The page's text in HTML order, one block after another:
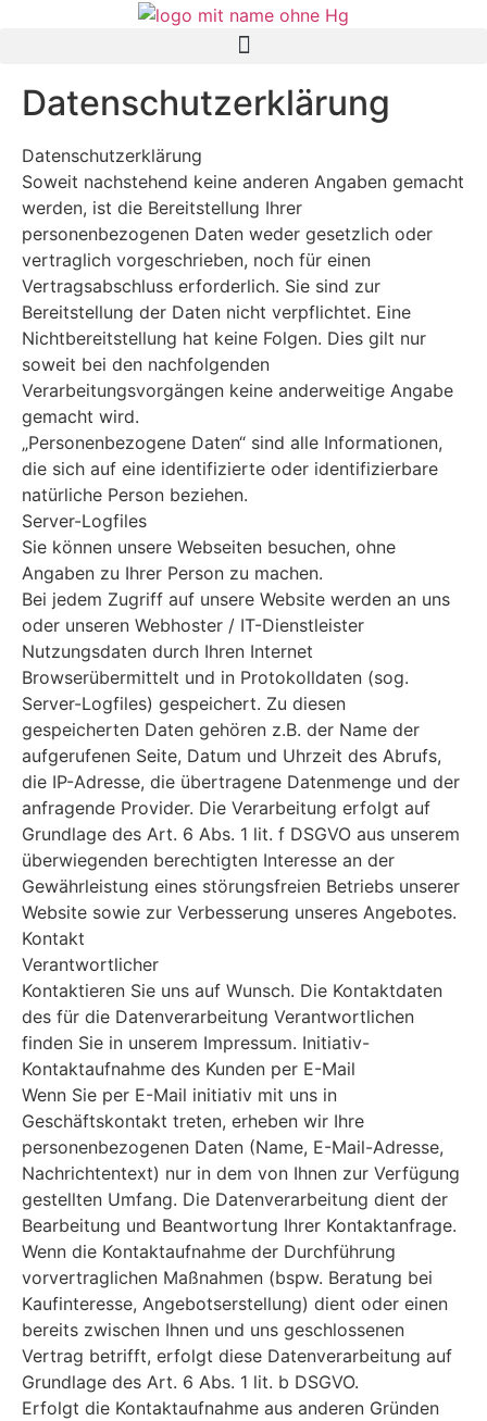
Datenschutzerklärung
Datenschutzerklärung
Soweit nachstehend keine anderen Angaben gemacht
werden, ist die Bereitstellung Ihrer
personenbezogenen Daten weder gesetzlich oder
vertraglich vorgeschrieben, noch für einen
Vertragsabschluss erforderlich. Sie sind zur
Bereitstellung der Daten nicht verpflichtet. Eine
Nichtbereitstellung hat keine Folgen. Dies gilt nur
soweit bei den nachfolgenden
Verarbeitungsvorgängen keine anderweitige Angabe
gemacht wird.
„Personenbezogene Daten“ sind alle Informationen,
die sich auf eine identifizierte oder identifizierbare
natürliche Person beziehen.
Server-Logfiles
Sie können unsere Webseiten besuchen, ohne
Angaben zu Ihrer Person zu machen.
Bei jedem Zugriff auf unsere Website werden an uns
oder unseren Webhoster / IT-Dienstleister
Nutzungsdaten durch Ihren Internet
Browserübermittelt und in Protokolldaten (sog.
Server-Logfiles) gespeichert. Zu diesen
gespeicherten Daten gehören z.B. der Name der
aufgerufenen Seite, Datum und Uhrzeit des Abrufs,
die IP-Adresse, die übertragene Datenmenge und der
anfragende Provider. Die Verarbeitung erfolgt auf
Grundlage des Art. 6 Abs. 1 lit. f DSGVO aus unserem
überwiegenden berechtigten Interesse an der
Gewährleistung eines störungsfreien Betriebs unserer
Website sowie zur Verbesserung unseres Angebotes.
Kontakt
Verantwortlicher
Kontaktieren Sie uns auf Wunsch. Die Kontaktdaten
des für die Datenverarbeitung Verantwortlichen
finden Sie in unserem Impressum. Initiativ-
Kontaktaufnahme des Kunden per E-Mail
Wenn Sie per E-Mail initiativ mit uns in
Geschäftskontakt treten, erheben wir Ihre
personenbezogenen Daten (Name, E-Mail-Adresse,
Nachrichtentext) nur in dem von Ihnen zur Verfügung
gestellten Umfang. Die Datenverarbeitung dient der
Bearbeitung und Beantwortung Ihrer Kontaktanfrage.
Wenn die Kontaktaufnahme der Durchführung
vorvertraglichen Maßnahmen (bspw. Beratung bei
Kaufinteresse, Angebotserstellung) dient oder einen
bereits zwischen Ihnen und uns geschlossenen
Vertrag betrifft, erfolgt diese Datenverarbeitung auf
Grundlage des Art. 6 Abs. 1 lit. b DSGVO.
Erfolgt die Kontaktaufnahme aus anderen Gründen